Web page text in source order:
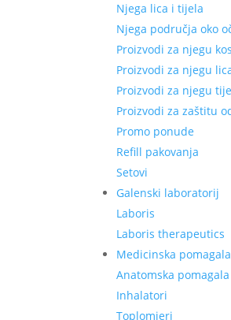
Njega lica i tijela
Njega područja oko
Proizvodi za njegu
Proizvodi za njegu
Proizvodi za njegu
Proizvodi za zaštitu
Promo ponude
Refill pakovanja
Setovi
Galenski laboratorij
Laboris
Laboris therapeutics
Medicinska pomagala
Anatomska pomagala
Inhalatori
Toplomjeri